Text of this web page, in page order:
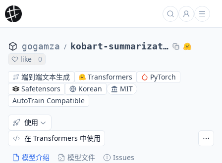
gogamza / kobart-summarization
like
0
端到端文本生成
Transformers
PyTorch
Safetensors
Korean
MIT
AutoTrain Compatible
模型介绍 模型文件 Issues
使用
在 Transformers 中使用